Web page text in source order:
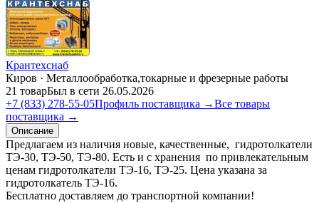
Крантехснаб
Киров · Металлообработка,токарные и фрезерные работы
21 товарБыл в сети 26.05.2026
+7 (833) 278-55-05Профиль поставщика →Все товары
поставщика →
Описание
Предлагаем из наличия новые, качественные, гидротолкатели
ТЭ-30, ТЭ-50, ТЭ-80. Есть и с хранения по привлекательным
ценам гидротолкатели ТЭ-16, ТЭ-25. Цена указана за
гидротолкатель ТЭ-16.
Бесплатно доставляем до транспортной компании!